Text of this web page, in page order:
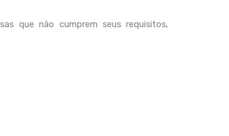
que não cumprem seus requisitos,